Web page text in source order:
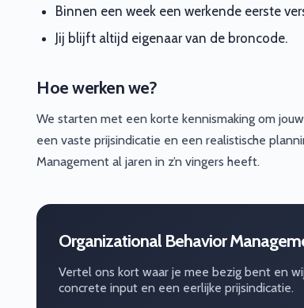
Binnen een week een werkende eerste
Jij blijft altijd eigenaar van de broncode.
Hoe werken we?
We starten met een korte kennismaking om
een vaste prijsindicatie en een realistische
Management al jaren in z’n vingers heeft.
Organizational Behavior
Vertel ons kort waar je mee bezig bent en
concrete input en een eerlijke prijsindicatie.